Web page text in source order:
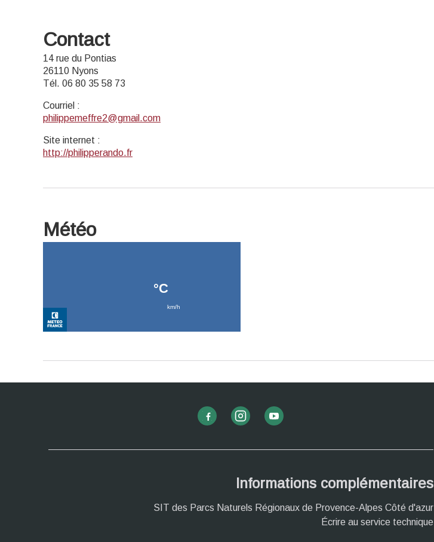
Contact
14 rue du Pontias
26110 Nyons
Tél. 06 80 35 58 73
Courriel :
philippemeffre2@gmail.com
Site internet :
http://philipperando.fr
Météo
Informations complémentaires
SIT des Parcs Naturels Régionaux de Provence-Alpes Côté d'azur
Écrire au service technique